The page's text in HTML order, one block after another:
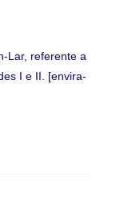
Lar, referente a
I e II. [envira-